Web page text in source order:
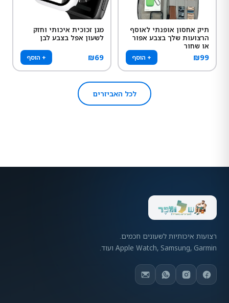
תיק אחסון אופנתי לאוסף
הרצועות שלך בצבע אפור
או שחור
₪99 + הוסף
מגן זכוכית איכותי וחזק
לשעון אפל בצבע לבן
₪69 + הוסף
לכל האביזרים
רצועות איכותיות לשעונים חכמים.
Apple Watch, Samsung, Garmin ועוד.